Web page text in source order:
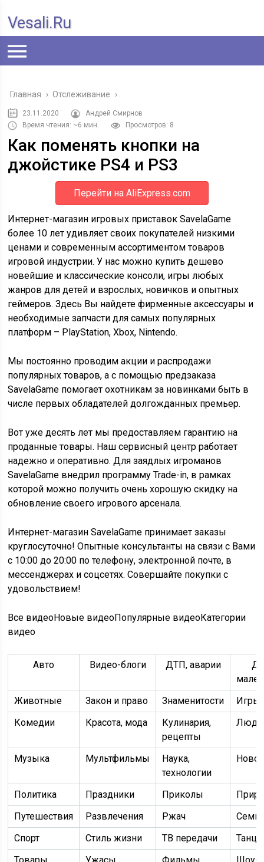
Vesali.ru
Главная › Отслеживание ›
23.11.2020
Андрей Смирнов
Время чтения: ~6 мин.
Просмотров: 8
Как поменять кнопки на
джойстике PS4 и PS3
Перейти на AliExpress.com
Интернет-магазин игровых приставок SavelaGame
более 10 лет удивляет своих покупателей низкими
ценами и современным ассортиментом товаров
игровой индустрии. У нас можно купить дешево
новейшие и классические консоли, игры любых
жанров для детей и взрослых, новичков и опытных
геймеров. Здесь Вы найдете фирменные аксессуары и
необходимые запчасти для самых популярных
платформ – PlayStation, Xbox, Nintendo.
Мы постоянно проводим акции и распродажи
популярных товаров, а с помощью предзаказа
SavelaGame помогает охотникам за новинками быть в
числе первых обладателей долгожданных премьер.
Вот уже десять лет мы предоставляем гарантию на
проданные товары. Наш сервисный центр работает
надежно и оперативно. Для заядлых игроманов
SavelaGame внедрил программу Trade-in, в рамках
которой можно получить очень хорошую скидку на
обновление своего игрового арсенала.
Интернет-магазин SavelaGame принимает заказы
круглосуточно! Опытные консультанты на связи с Вами
с 10:00 до 20:00 по телефону, электронной почте, в
мессенджерах и соцсетях. Совершайте покупки с
удовольствием!
Все видеоНовые видеоПопулярные видеоКатегории
видео
Авто Видео-блоги ДТП, аварии
Животные
Закон и право Знаменитости
Игры
Комедии
Красота, мода
Кулинария,
рецепты
Люди
Музыка Мультфильмы
Наука,
технологии
Политика Праздники Приколы
Путешествия
Развлечения Ржач
Спорт
Стиль жизни ТВ передачи